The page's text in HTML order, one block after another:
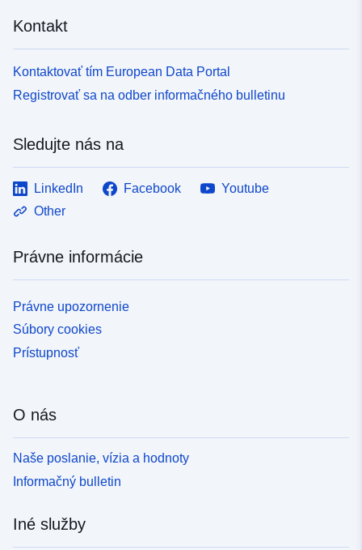
Kontakt
Kontaktovať tím European Data Portal
Registrovať sa na odber informačného bulletinu
Sledujte nás na
LinkedIn Facebook
Youtube
Other
Právne informácie
Právne upozornenie
Súbory cookies
Prístupnosť
O nás
Naše poslanie, vízia a hodnoty
Informačný bulletin
Iné služby